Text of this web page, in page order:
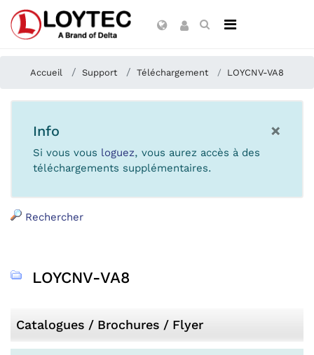
Accueil Support Téléchargement LOYCNV-VA8
×
Info
Si vous vous loguez, vous aurez accès à des
téléchargements supplémentaires.
Rechercher
LOYCNV-VA8
Catalogues / Brochures / Flyer